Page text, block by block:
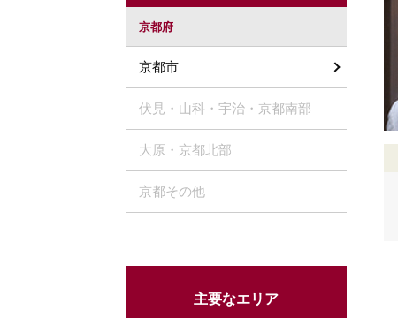
京都府
京都市
伏見・山科・宇治・京都南部
大原・京都北部
京都その他
主要なエリア